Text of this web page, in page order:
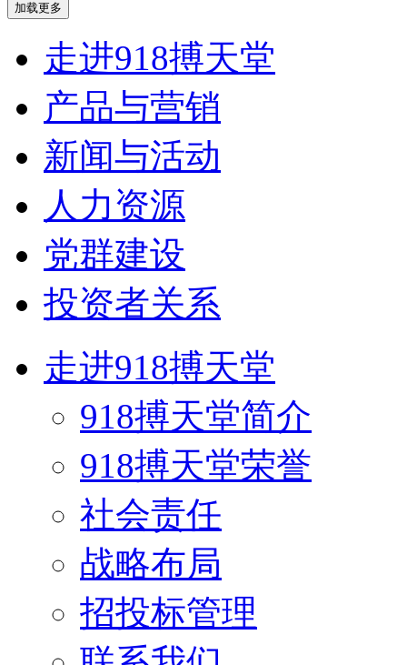
走进918搏天堂
产品与营销
新闻与活动
人力资源
党群建设
投资者关系
走进918搏天堂
918搏天堂简介
918搏天堂荣誉
社会责任
战略布局
招投标管理